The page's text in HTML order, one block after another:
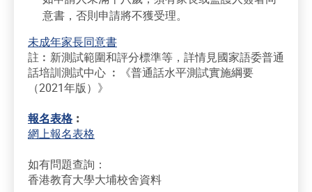
意書，否則申請將不獲受理。
未成年家長同意書
註︰新測試範圍和評分標準等，詳情見國家語委普通
話培訓測試中心 ︰《普通話水平測試實施綱要
（2021年版）》
報名表格︰
網上報名表格
如有問題查詢：
香港教育大學大埔校舍資料